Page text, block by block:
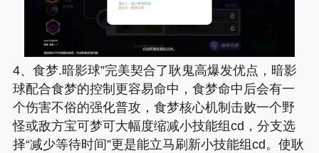
4、食梦.暗影球”完美契合了耿鬼高爆发优点，暗影
球配合食梦的控制更容易命中，食梦命中后会有一
个伤害不俗的强化普攻，食梦核心机制击败一个野
怪或敌方宝可梦可大幅度缩减小技能组cd，分支选
择“减少等待时间”更是能立马刷新小技能组cd。使耿